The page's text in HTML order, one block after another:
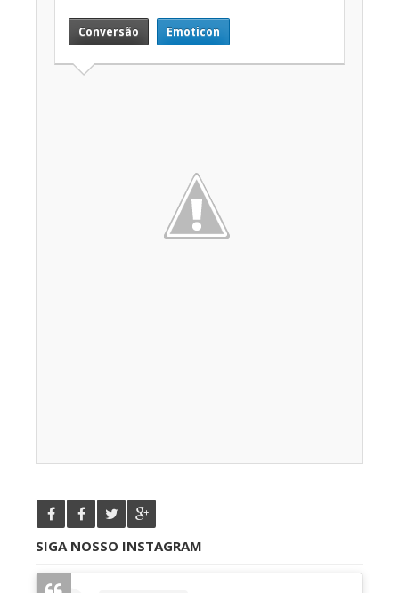
Conversão Emoticon
SIGA NOSSO INSTAGRAM